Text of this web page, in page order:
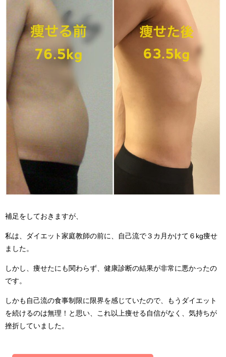
補足をしておきますが、
私は、ダイエット家庭教師の前に、自己流で３カ月かけて６kg痩せ
ました。
しかし、痩せたにも関わらず、健康診断の結果が非常に悪かったの
です。
しかも自己流の食事制限に限界を感じていたので、もうダイエット
を続けるのは無理！と思い、これ以上痩せる自信がなく、気持ちが
挫折していました。